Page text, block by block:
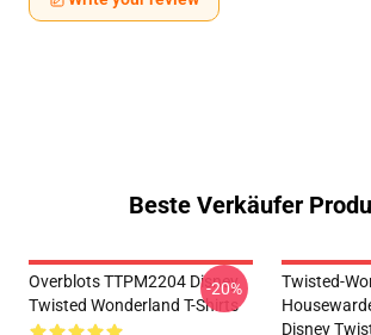
Beste Verkäufer
Overblots TTPM2204 Disney
Twisted Wonderland T-Shirts
-20%
Twisted-
Disney